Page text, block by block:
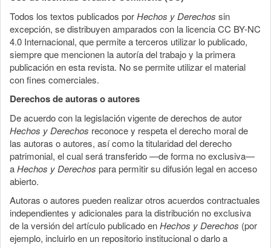
Todos los textos publicados porHechos y Derechos sin
excepción, se distribuyen amparados con la licencia CC BY-NC
4.0 Internacional, que permite a terceros utilizar lo publicado,
siempre que mencionen la autoría del trabajo y la primera
publicación en esta revista. No se permite utilizar el material
con fines comerciales.
Derechos de autoras o autores
De acuerdo con la legislación vigente de derechos de autor
Hechos y Derechos reconoce y respeta el derecho moral de
las autoras o autores, así como la titularidad del derecho
patrimonial, el cual será transferido —de forma no exclusiva—
aHechos y Derechos para permitir su difusión legal en acceso
abierto.
Autoras o autores pueden realizar otros acuerdos contractuales
independientes y adicionales para la distribución no exclusiva
de la versión del artículo publicado enHechos y Derechos (por
ejemplo, incluirlo en un repositorio institucional o darlo a